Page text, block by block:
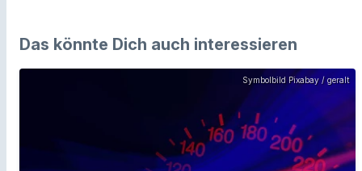
Das könnte Dich auch interessieren
Symbolbild Pixabay / geralt